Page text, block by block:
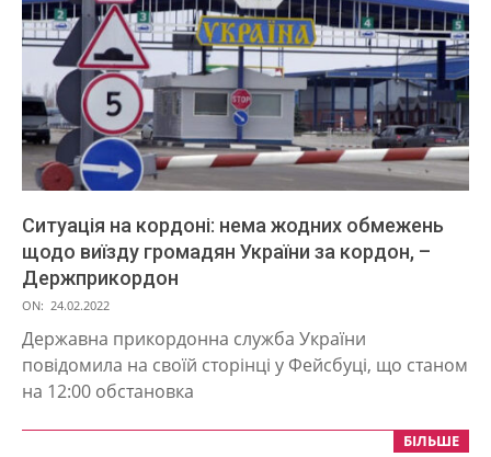
Ситуація на кордоні: нема жодних обмежень
щодо виїзду громадян України за кордон, –
Держприкордон
2022-
02-
24
ON: 24.02.2022
Державна прикордонна служба України
повідомила на своїй сторінці у Фейсбуці, що станом
на 12:00 обстановка
БІЛЬШЕ